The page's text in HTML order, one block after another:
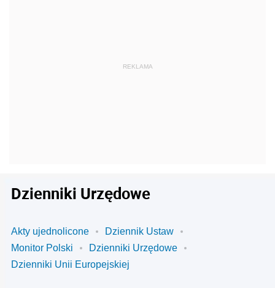
Dzienniki Urzędowe
Akty ujednolicone
Dziennik Ustaw
Monitor Polski
Dzienniki Urzędowe
Dzienniki Unii Europejskiej